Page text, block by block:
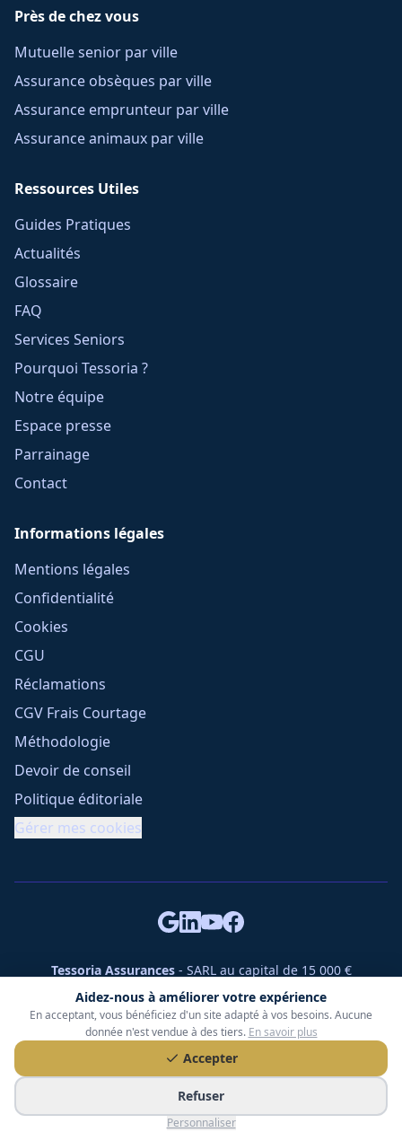
Aidez-nous à améliorer votre expérience
En acceptant, vous bénéficiez d'un site adapté à vos besoins. Aucune
donnée n'est vendue à des tiers. En savoir plus
Accepter
Refuser
Personnaliser
Près de chez vous
Mutuelle senior par ville
Assurance obsèques par ville
Assurance emprunteur par ville
Assurance animaux par ville
Ressources Utiles
Guides Pratiques
Actualités
Glossaire
FAQ
Services Seniors
Pourquoi Tessoria ?
Notre équipe
Espace presse
Parrainage
Contact
Informations légales
Mentions légales
Confidentialité
Cookies
CGU
Réclamations
CGV Frais Courtage
Méthodologie
Devoir de conseil
Politique éditoriale
Gérer mes cookies
Tessoria Assurances- SARL au capital de 15 000 €
ORIAS n° 25007309 - RCS 990 206 179 - Membre du réseau
360 Courtage
RC Pro : Klarity - Contrat n° CCOUK000785
49 chemin des Gardettes Sine, 06570 Saint-Paul-de-Vence
© Tessoria Assurances. Tous droits réservés.